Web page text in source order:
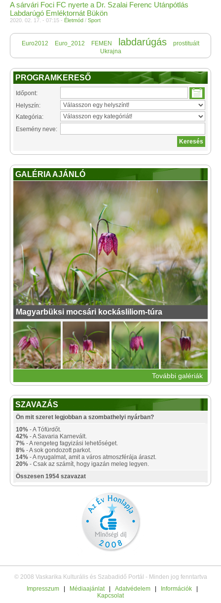
A sárvári Foci FC nyerte a Dr. Szalai Ferenc Utánpótlás
Labdarúgó Emléktornát Bükön
2020. 02. 17. - 07:15 - Életmód / Sport
Euro2012 Euro_2012 FEMEN labdarúgás
prostituált
Ukrajna
PROGRAMKERESŐ
Időpont:
Helyszín:
Kategória:
Esemény neve:
GALÉRIA AJÁNLÓ
Magyarbüksi mocsári kockásliliom-túra
További galériák
SZAVAZÁS
Ön mit szeret legjobban a szombathelyi nyárban?
10% - A Tófürdőt.
42% - A Savaria Karnevált.
7% - A rengeteg fagyizási lehetőséget.
8% - A sok gondozott parkot.
14% - A nyugalmat, amit a város atmoszférája áraszt.
20% - Csak az számít, hogy igazán meleg legyen.
Összesen 1954 szavazat
© 2008 Vaskarika Kulturális és Szabadidő Portál - Minden jog fenntartva
Impresszum
Médiaajánlat Adatvédelem Információk
Kapcsolat